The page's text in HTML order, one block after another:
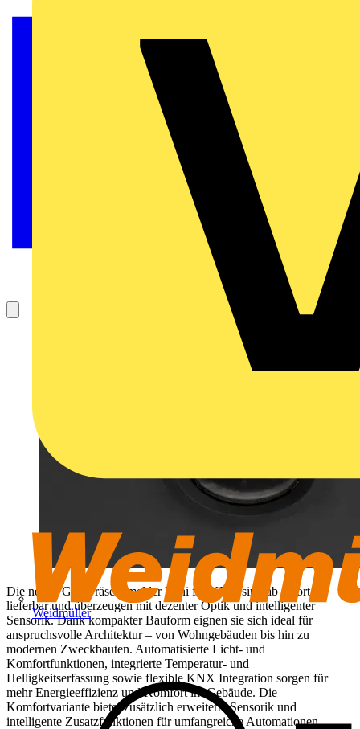
Weidmüller
Die neuen Gira Präsenzmelder Mini für KNX sind ab sofort
lieferbar und überzeugen mit dezenter Optik und intelligenter
Sensorik. Dank kompakter Bauform eignen sie sich ideal für
anspruchsvolle Architektur – von Wohngebäuden bis hin zu
modernen Zweckbauten. Automatisierte Licht- und
Komfortfunktionen, integrierte Temperatur- und
Helligkeitserfassung sowie flexible KNX Integration sorgen für
mehr Energieeffizienz und Komfort im Gebäude. Die
Komfortvariante bietet zusätzlich erweiterte Sensorik und
intelligente Zusatzfunktionen für umfangreiche Automationen.